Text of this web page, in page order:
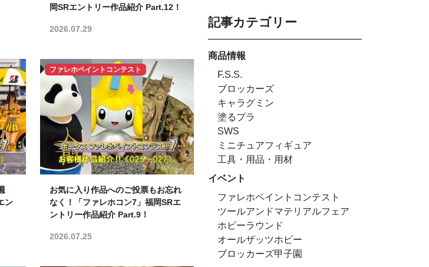
岡SRエントリー作品紹介 Part.12！
2026.07.29
ン
ファレホペイントコンテスト
お気に入り作品へのご投票もお忘れ
なく！「ファレホコン7」福岡SRエ
ントリー作品紹介 Part.9！
2026.07.25
記事カテゴリー
商品情報
F.S.S.
ブロッカーズ
キャラグミン
塗るプラ
SWS
ミニチュアフィギュア
工具・用品・用材
イベント
ファレホペイントコンテスト
ツールアンドマテリアルフェア
ホビーラウンド
オールザッツホビー
ブロッカーズ甲子園